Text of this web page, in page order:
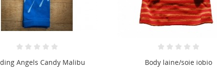
Body laine/soie iobio Stick urgence P'tits bobos